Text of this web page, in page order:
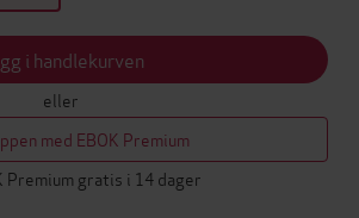
i handlekurven
eller
med EBOK Premium
Premium gratis i 14 dager